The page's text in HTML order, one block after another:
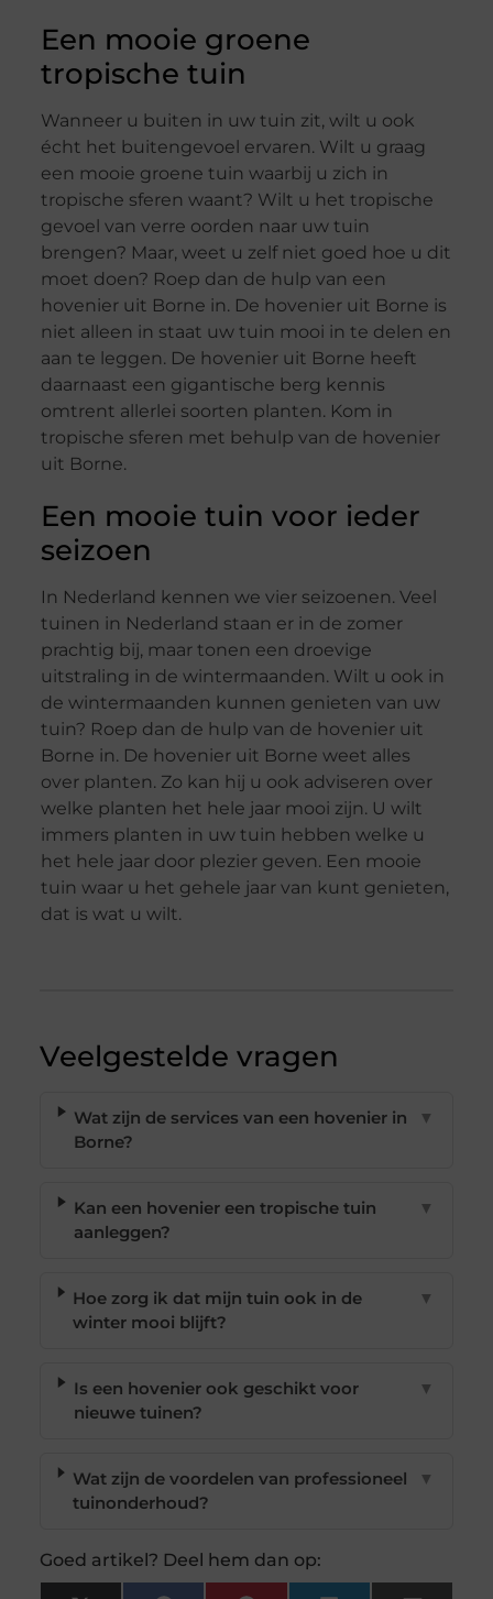
Een mooie groene
tropische tuin
Wanneer u buiten in uw tuin zit, wilt u ook
écht het buitengevoel ervaren. Wilt u graag
een mooie groene tuin waarbij u zich in
tropische sferen waant? Wilt u het tropische
gevoel van verre oorden naar uw tuin
brengen? Maar, weet u zelf niet goed hoe u dit
moet doen? Roep dan de hulp van een
hovenier uit Borne in. De hovenier uit Borne is
niet alleen in staat uw tuin mooi in te delen en
aan te leggen. De hovenier uit Borne heeft
daarnaast een gigantische berg kennis
omtrent allerlei soorten planten. Kom in
tropische sferen met behulp van de hovenier
uit Borne.
Een mooie tuin voor ieder
seizoen
In Nederland kennen we vier seizoenen. Veel
tuinen in Nederland staan er in de zomer
prachtig bij, maar tonen een droevige
uitstraling in de wintermaanden. Wilt u ook in
de wintermaanden kunnen genieten van uw
tuin? Roep dan de hulp van de hovenier uit
Borne in. De hovenier uit Borne weet alles
over planten. Zo kan hij u ook adviseren over
welke planten het hele jaar mooi zijn. U wilt
immers planten in uw tuin hebben welke u
het hele jaar door plezier geven. Een mooie
tuin waar u het gehele jaar van kunt genieten,
dat is wat u wilt.
Veelgestelde vragen
Wat zijn de services van een hovenier in
Borne?
▼
Kan een hovenier een tropische tuin
aanleggen?
▼
Hoe zorg ik dat mijn tuin ook in de
winter mooi blijft?
▼
Is een hovenier ook geschikt voor
nieuwe tuinen?
▼
Wat zijn de voordelen van professioneel
tuinonderhoud?
▼
Goed artikel? Deel hem dan op: